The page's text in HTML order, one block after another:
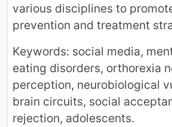
various disciplines to
prevention and treatment
Keywords: social media,
eating disorders, orthorexia
perception, neurobiological
brain circuits, social
rejection, adolescents.